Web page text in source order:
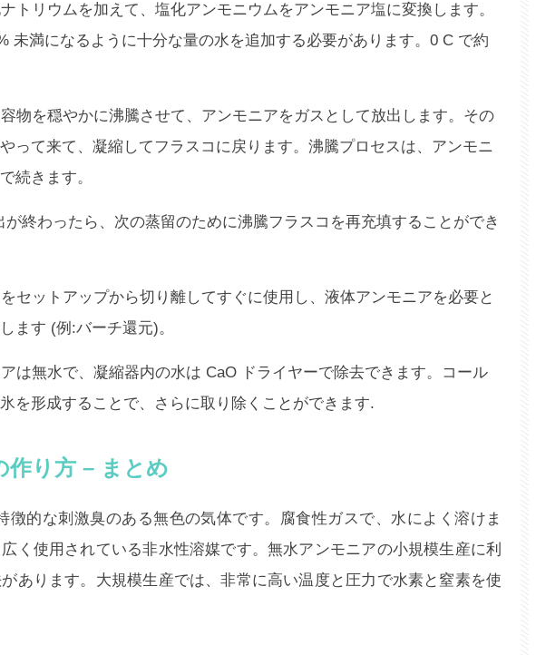
トリウムを加えて、塩化アンモニウムをアンモニア塩に変換します。
未満になるように十分な量の水を追加する必要があります。0 C で約
物を穏やかに沸騰させて、アンモニアをガスとして放出します。その
って来て、凝縮してフラスコに戻ります。沸騰プロセスは、アンモニ
続きます。
が終わったら、次の蒸留のために沸騰フラスコを再充填することができ
セットアップから切り離してすぐに使用し、液体アンモニアを必要と
ます (例:バーチ還元)。
は無水で、凝縮器内の水は CaO ドライヤーで除去できます。コール
を形成することで、さらに取り除くことができます.
作り方 – まとめ
徴的な刺激臭のある無色の気体です。腐食性ガスで、水によく溶けま
く使用されている非水性溶媒です。無水アンモニアの小規模生産に利
あります。大規模生産では、非常に高い温度と圧力で水素と窒素を使